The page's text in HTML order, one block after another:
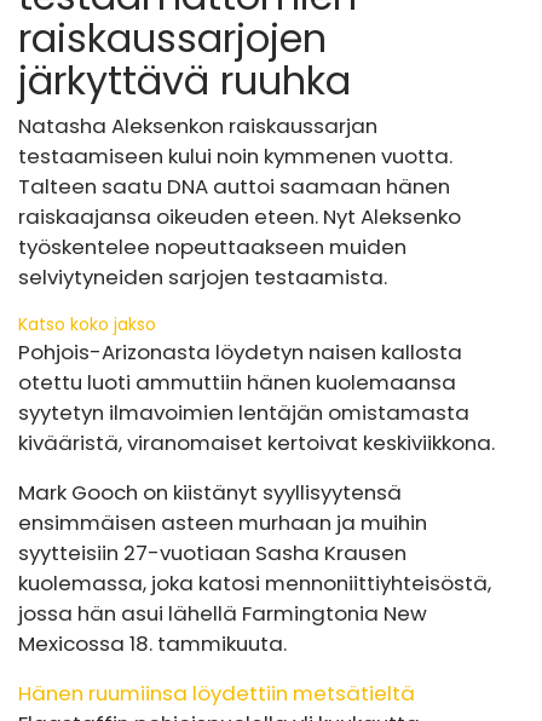
raiskaussarjojen
järkyttävä ruuhka
Natasha Aleksenkon raiskaussarjan
testaamiseen kului noin kymmenen vuotta.
Talteen saatu DNA auttoi saamaan hänen
raiskaajansa oikeuden eteen. Nyt Aleksenko
työskentelee nopeuttaakseen muiden
selviytyneiden sarjojen testaamista.
Katso koko jakso
Pohjois-Arizonasta löydetyn naisen kallosta
otettu luoti ammuttiin hänen kuolemaansa
syytetyn ilmavoimien lentäjän omistamasta
kivääristä, viranomaiset kertoivat keskiviikkona.
Mark Gooch on kiistänyt syyllisyytensä
ensimmäisen asteen murhaan ja muihin
syytteisiin 27-vuotiaan Sasha Krausen
kuolemassa, joka katosi mennoniittiyhteisöstä,
jossa hän asui lähellä Farmingtonia New
Mexicossa 18. tammikuuta.
Hänen ruumiinsa löydettiin metsätieltä